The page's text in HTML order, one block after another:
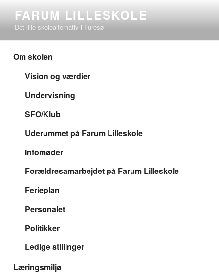
indhold
FARUM LILLESKOLE
Det lille skolealternativ i Furesø
Om skolen
Vision og værdier
Undervisning
SFO/Klub
Uderummet på Farum Lilleskole
Infomøder
Forældresamarbejdet på Farum Lilleskole
Ferieplan
Personalet
Politikker
Ledige stillinger
Læringsmiljø